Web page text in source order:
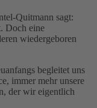
Quitmann sagt:
Doch eine
wiedergeboren
begleitet uns
immer mehr unsere
der wir eigentlich